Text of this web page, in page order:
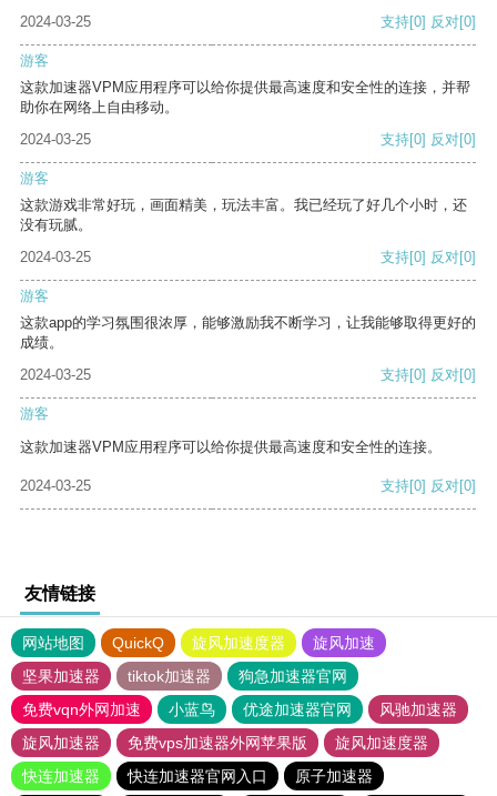
2024-03-25
支持[0] 反对[0]
游客
这款加速器VPM应用程序可以给你提供最高速度和安全性的连接，并帮
助你在网络上自由移动。
2024-03-25
支持[0] 反对[0]
游客
这款游戏非常好玩，画面精美，玩法丰富。我已经玩了好几个小时，还
没有玩腻。
2024-03-25
支持[0] 反对[0]
游客
这款app的学习氛围很浓厚，能够激励我不断学习，让我能够取得更好的
成绩。
2024-03-25
支持[0] 反对[0]
游客
这款加速器VPM应用程序可以给你提供最高速度和安全性的连接。
2024-03-25 支持[0] 反对[0]
友情链接
网站地图 QuickQ 旋风加速度器
旋风加速
坚果加速器
tiktok加速器
狗急加速器官网
免费vqn外网加速
小蓝鸟 优途加速器官网
风驰加速器
旋风加速器
免费vps加速器外网苹果版
旋风加速度器
快连加速器
快连加速器官网入口 原子加速器